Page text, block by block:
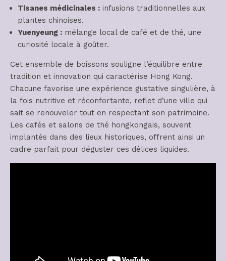
Tisanes médicinales : infusions traditionnelles aux
plantes chinoises.
Yuenyeung : mélange local de café et de thé, une
curiosité locale à goûter.
Cet ensemble de boissons souligne l’équilibre entre
tradition et innovation qui caractérise Hong Kong.
Chacune favorise une expérience gustative singulière, à
la fois nutritive et réconfortante, reflet d’une ville qui
sait se renouveler tout en respectant son patrimoine.
Les cafés et salons de thé hongkongais, souvent
implantés dans des lieux historiques, offrent ainsi un
cadre parfait pour déguster ces délices liquides.